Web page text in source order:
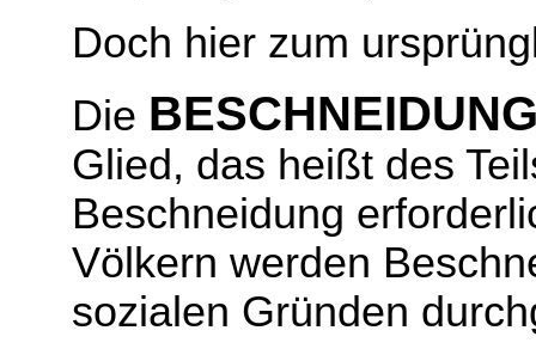
Doch hier zum
Die
Glied, das heißt des
Beschneidung
Völkern werden
sozialen Gründen